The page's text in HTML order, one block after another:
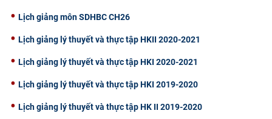
Lịch giảng môn SDHBC CH26
Lịch giảng lý thuyết và thực tập HKII 2020-2021
Lịch giảng lý thuyết và thực tập HKI 2020-2021
Lịch giảng lý thuyết và thực tập HKI 2019-2020
Lịch giảng lý thuyết và thực tập HK II 2019-2020